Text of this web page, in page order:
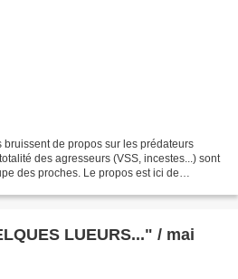
de propos sur les prédateurs
des agresseurs (VSS, incestes...) sont
des proches. Le propos est ici de
LUEURS..." / mai